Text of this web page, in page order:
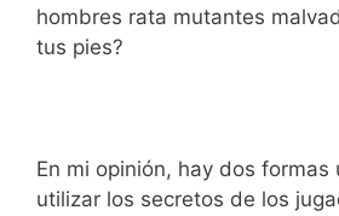
hombres rata mutantes
tus pies?
En mi opinión, hay dos formas
utilizar los secretos de los